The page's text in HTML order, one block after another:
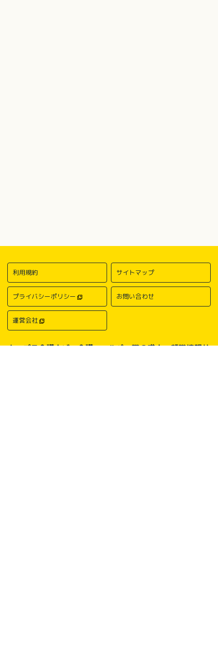
利用規約 サイトマップ
プライバシーポリシー お問い合わせ
運営会社
キャプラ介護ナビ－介護・ヘルパー職の求人・転職情報サ